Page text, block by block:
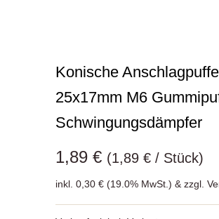
Konische
25x17mm M6
Schwingungsdämpfer
1,89 € (1,89 € / Stück)
inkl. 0,30 € (19.0% MwSt.) & zzgl.